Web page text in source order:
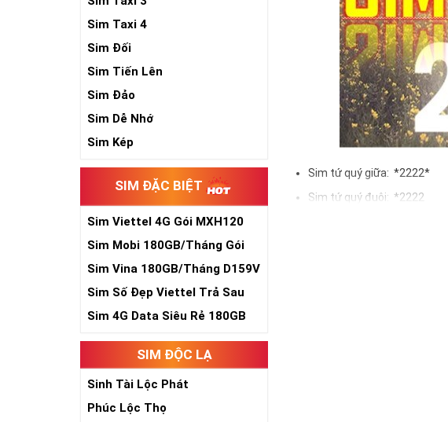
Sim Taxi 4
Sim Đối
Sim Tiến Lên
Sim Đảo
Sim Dễ Nhớ
Sim Kép
SIM ĐẶC BIỆT
Sim Viettel 4G Gói MXH120
Siêu Rẻ
Sim Mobi 180GB/Tháng Gói
TK159
Sim Vina 180GB/Tháng D159V
Sim Số Đẹp Viettel Trả Sau
Sim 4G Data Siêu Rẻ 180GB
SIM ĐỘC LẠ
Sinh Tài Lộc Phát
Phúc Lộc Thọ
Sim tứ quý giữa: *2222*
Sim tứ quý đuôi: *2222